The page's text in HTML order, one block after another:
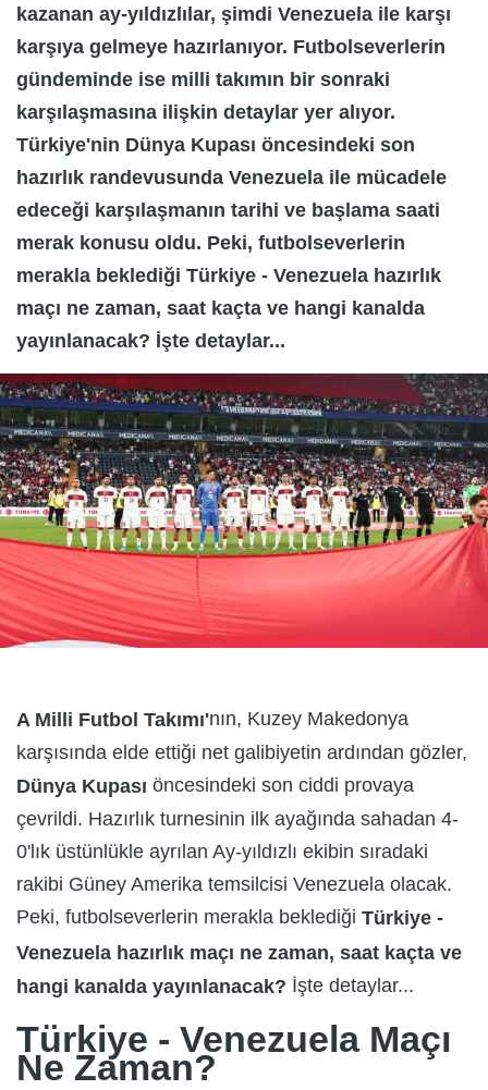
kazanan ay-yıldızlılar, şimdi Venezuela ile karşı
karşıya gelmeye hazırlanıyor. Futbolseverlerin
gündeminde ise milli takımın bir sonraki
karşılaşmasına ilişkin detaylar yer alıyor.
Türkiye'nin Dünya Kupası öncesindeki son
hazırlık randevusunda Venezuela ile mücadele
edeceği karşılaşmanın tarihi ve başlama saati
merak konusu oldu. Peki, futbolseverlerin
merakla beklediği Türkiye - Venezuela hazırlık
maçı ne zaman, saat kaçta ve hangi kanalda
yayınlanacak? İşte detaylar...
A Milli Futbol Takımı'nın, Kuzey Makedonya
karşısında elde ettiği net galibiyetin ardından gözler,
Dünya Kupası öncesindeki son ciddi provaya
çevrildi. Hazırlık turnesinin ilk ayağında sahadan 4-
0'lık üstünlükle ayrılan Ay-yıldızlı ekibin sıradaki
rakibi Güney Amerika temsilcisi Venezuela olacak.
Peki, futbolseverlerin merakla beklediği Türkiye -
Venezuela hazırlık maçı ne zaman, saat kaçta ve
hangi kanalda yayınlanacak? İşte detaylar...
Türkiye - Venezuela Maçı
Ne Zaman?